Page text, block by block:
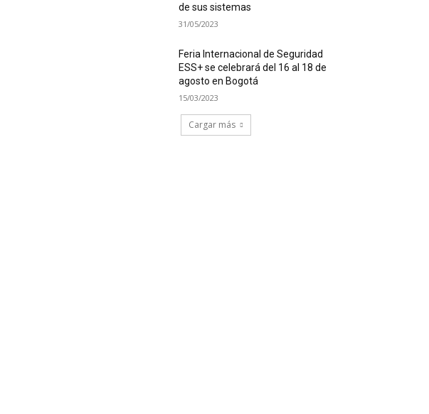
de sus sistemas
31/05/2023
Feria Internacional de Seguridad
ESS+ se celebrará del 16 al 18 de
agosto en Bogotá
15/03/2023
Cargar más